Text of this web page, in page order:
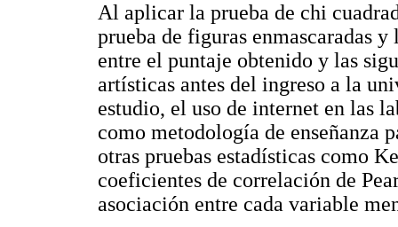
Al aplicar la prueba de chi
prueba de figuras enmascaradas
entre el puntaje obtenido y las
artísticas antes del ingreso a la
estudio, el uso de internet en las
como metodología de enseñanza
otras pruebas estadísticas como
coeficientes de correlación de
asociación entre cada variable